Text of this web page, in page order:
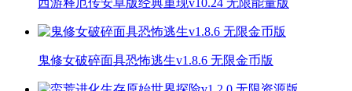
鬼修女破碎面具恐怖逃生v1.8.6 无限金币版